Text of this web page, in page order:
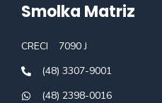
Smolka Matriz
CRECI
7090 J
(48) 3307-9001
(48) 2398-0016